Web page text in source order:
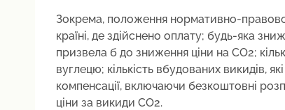
Зокрема, положення нормативно-
країні, де здійснено оплату; будь-яка
призвела б до зниження ціни на СО2;
вуглецю; кількість вбудованих
компенсації, включаючи безкоштовні
ціни за викиди СО2.